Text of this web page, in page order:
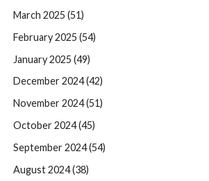
March 2025 (51)
February 2025 (54)
January 2025 (49)
December 2024 (42)
November 2024 (51)
October 2024 (45)
September 2024 (54)
August 2024 (38)